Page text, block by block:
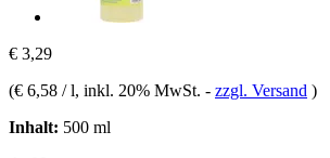
€ 3,29
(€ 6,58 / l, inkl. 20% MwSt. - zzgl. Versand )
Inhalt: 500 ml